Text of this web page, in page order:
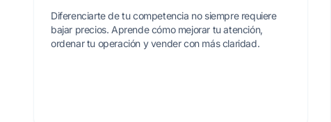
Diferenciarte de tu competencia no siempre requiere
bajar precios. Aprende cómo mejorar tu atención,
ordenar tu operación y vender con más claridad.